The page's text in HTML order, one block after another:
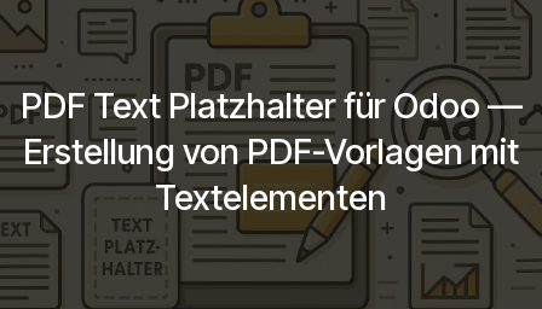
PDF Text Platzhalter für Odoo —
Erstellung von PDF-Vorlagen mit
Textelementen